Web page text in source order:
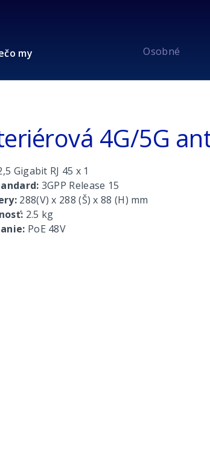
my Osobné
4G/5G
Gigabit RJ 45 x 1
3GPP Release 15
288(V) x 288 (Š) x 88 (H) mm
2.5 kg
PoE 48V